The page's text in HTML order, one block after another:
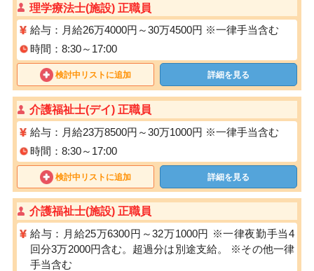
理学療法士(施設) 正職員
給与：月給26万4000円～30万4500円 ※一律手当含む
時間：8:30～17:00
検討中リストに追加 詳細を見る
介護福祉士(デイ) 正職員
給与：月給23万8500円～30万1000円 ※一律手当含む
時間：8:30～17:00
検討中リストに追加 詳細を見る
介護福祉士(施設) 正職員
給与：月給25万6300円～32万1000円 ※一律夜勤手当4
回分3万2000円含む。超過分は別途支給。 ※その他一律
手当含む